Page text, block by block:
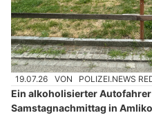
19.07.26 VON POLIZEI.NEWS
Ein alkoholisierter
Samstagnachmittag in